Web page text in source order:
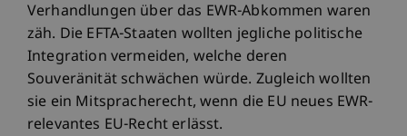
Verhandlungen über das EWR-Abkommen waren
zäh. Die EFTA-Staaten wollten jegliche politische
Integration vermeiden, welche deren
Souveränität schwächen würde. Zugleich wollten
sie ein Mitspracherecht, wenn die EU neues EWR-
relevantes EU-Recht erlässt.